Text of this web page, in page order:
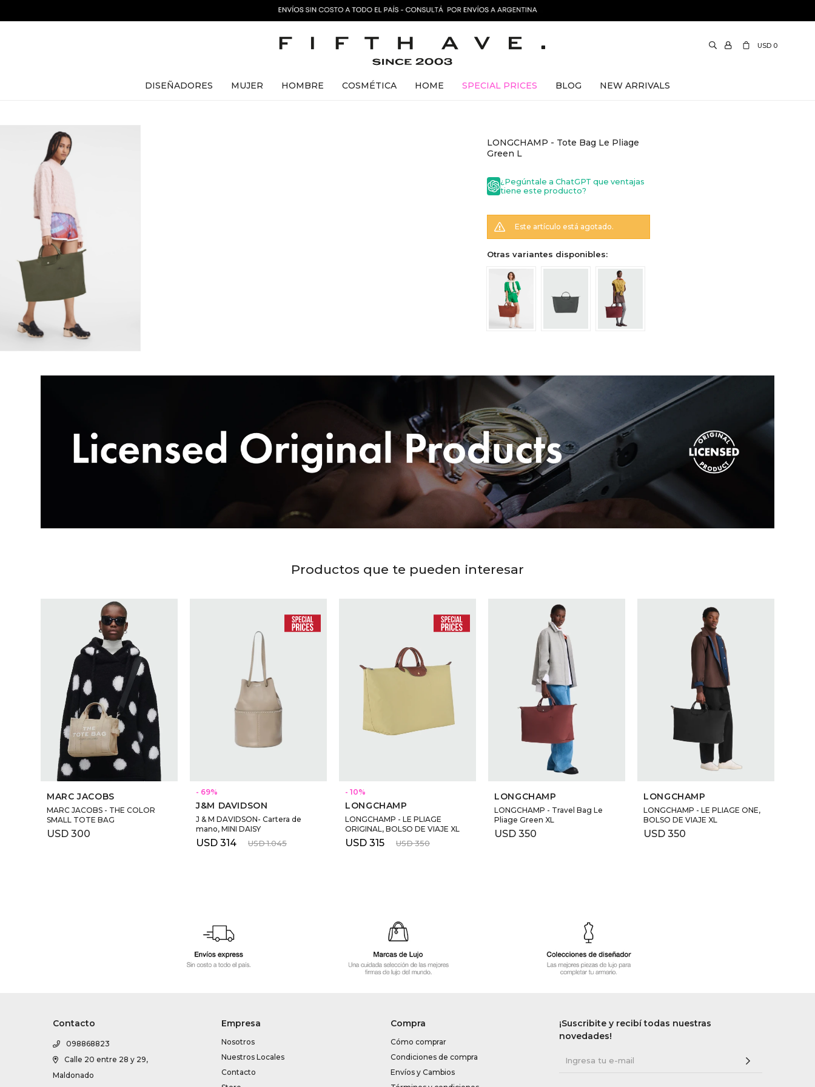
DISEÑADORES MUJER HOMBRE COSMÉTICA HOME SPECIAL PRICES BLOG NEW ARRIVALS
USD 0
LONGCHAMP - Tote Bag Le Pliage
Green L
¿Pegúntale a ChatGPT que ventajas
tiene este producto?
Este artículo está agotado.
Otras variantes disponibles:
Productos que te pueden interesar
MARC JACOBS
MARC JACOBS - THE COLOR
SMALL TOTE BAG
USD 300
69
J&M DAVIDSON
J & M DAVIDSON- Cartera de
mano, MINI DAISY
USD 314 USD 1.045
10
LONGCHAMP
LONGCHAMP - LE PLIAGE
ORIGINAL, BOLSO DE VIAJE XL
USD 315 USD 350
LONGCHAMP
LONGCHAMP - Travel Bag Le
Pliage Green XL
USD 350
LONGCHAMP
LONGCHAMP - LE PLIAGE ONE,
BOLSO DE VIAJE XL
USD 350
Contacto
098868823
Calle 20 entre 28 y 29,
Maldonado
Empresa
Nosotros
Nuestros Locales
Contacto
Compra
Cómo comprar
Condiciones de compra
Envíos y Cambios
¡Suscribite y recibí todas nuestras
novedades!